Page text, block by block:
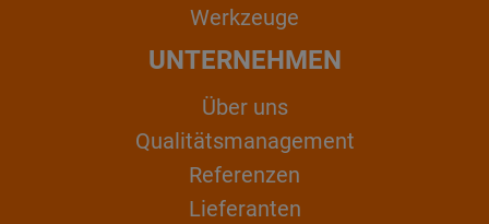
Werkzeuge
UNTERNEHMEN
Über uns
Qualitätsmanagement
Referenzen
Lieferanten